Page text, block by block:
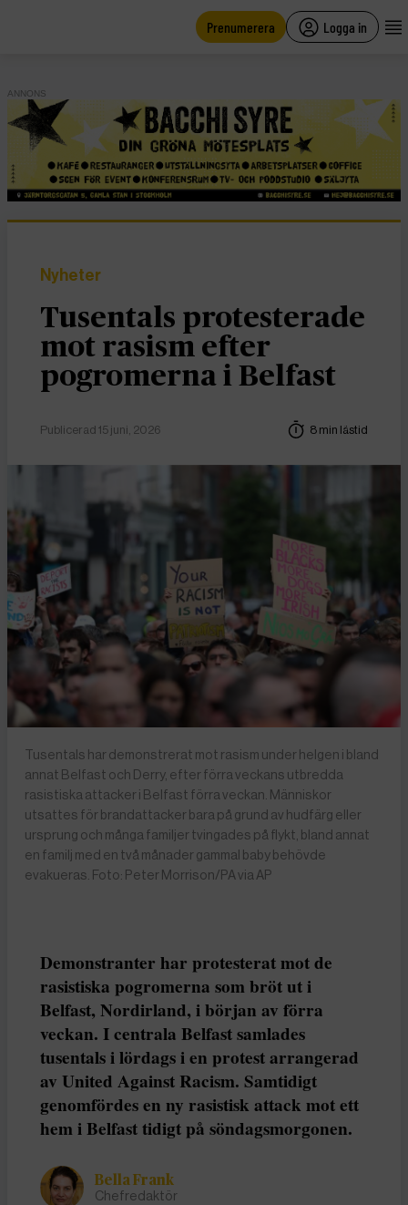
Prenumerera Logga in
ANNONS
Nyheter
Tusentals protesterade
mot rasism efter
pogromerna i Belfast
Publicerad 15 juni, 2026 8 min lästid
Tusentals har demonstrerat mot rasism under helgen i bland
annat Belfast och Derry, efter förra veckans utbredda
rasistiska attacker i Belfast förra veckan. Människor
utsattes för brandattacker bara på grund av hudfärg eller
ursprung och många familjer tvingades på flykt, bland annat
en familj med en två månader gammal baby behövde
evakueras. Foto: Peter Morrison/PA via AP
Demonstranter har protesterat mot de
rasistiska pogromerna som bröt ut i
Belfast, Nordirland, i början av förra
veckan. I centrala Belfast samlades
tusentals i lördags i en protest arrangerad
av United Against Racism. Samtidigt
genomfördes en ny rasistisk attack mot ett
hem i Belfast tidigt på söndagsmorgonen.
Bella Frank
Chefredaktör